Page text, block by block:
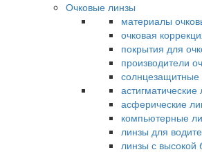
Очковые линзы
материалы
очковая
покрытия для
производители
солнцезащитные
астигматические
асферические
компьютерные
линзы для
линзы с высокой